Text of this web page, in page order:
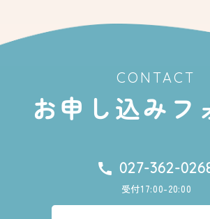
CONTACT
お申し込みフ
027-362-
受付17:00-20:00